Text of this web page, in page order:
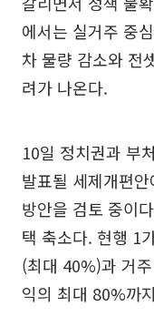
에서는 실거주 중
차 물량 감소와 전
려가 나온다.
10일 정치권과 부
발표될 세제개편
방안을 검토 중이
택 축소다. 현행 1
(최대 40%)과 거
익의 최대 80%까